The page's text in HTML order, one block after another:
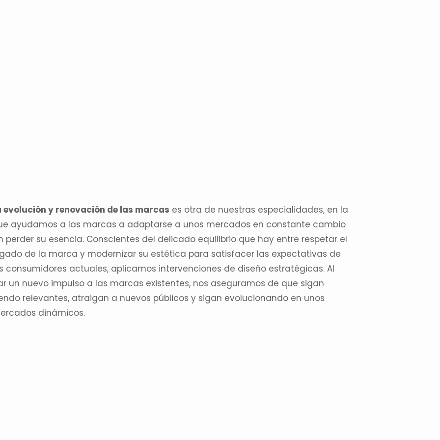
evolución y renovación de las marcas es otra de nuestras especialidades, en la
ayudamos a las marcas a adaptarse a unos mercados en constante cambio
perder su esencia. Conscientes del delicado equilibrio que hay entre respetar el
de la marca y modernizar su estética para satisfacer las expectativas de
consumidores actuales, aplicamos intervenciones de diseño estratégicas. Al
un nuevo impulso a las marcas existentes, nos aseguramos de que sigan
relevantes, atraigan a nuevos públicos y sigan evolucionando en unos
dinámicos.